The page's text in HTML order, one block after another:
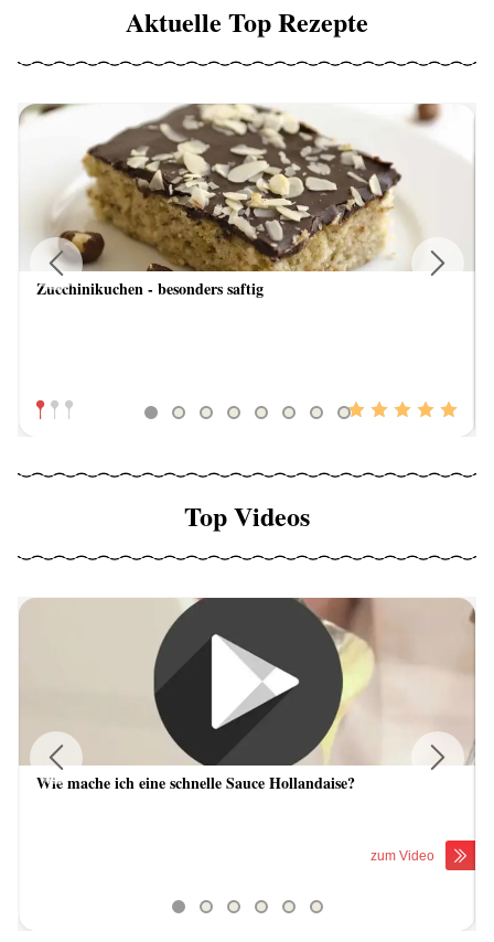
Aktuelle Top Rezepte
Zucchinikuchen - besonders saftig
Previous
Top Videos
Wie mache ich eine schnelle Sauce Hollandaise?
zum Video
Previous